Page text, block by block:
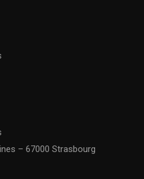
– 67000 Strasbourg